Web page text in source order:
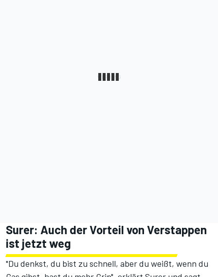
Surer: Auch der Vorteil von Verstappen
ist jetzt weg
"Du denkst, du bist zu schnell, aber du weißt, wenn du